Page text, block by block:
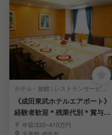
ホテル・旅館 | レストランサービス・ホールスタッフ
《成田東武ホテルエアポート》
経験者歓迎＊残業代別＊賞与あ
り＊福利厚生充実
年収/330~410万円